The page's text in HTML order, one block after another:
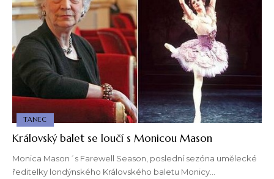
TANEC
Královský balet se loučí s Monicou Mason
Monica Mason´s Farewell Season, poslední sezóna umělecké
ředitelky londýnského Královského baletu Monicy…